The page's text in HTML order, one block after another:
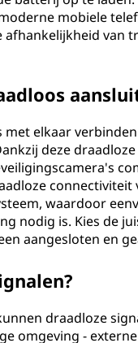
mobiele
van
elkaar
deze
waardoor
nodig is. Kies de
aangesloten en
draadloze
omgeving -